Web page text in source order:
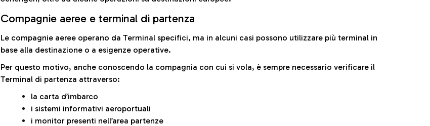
Compagnie aeree e terminal di partenza
Le compagnie aeree operano da Terminal specifici, ma in alcuni casi possono utilizzare più terminal in
base alla destinazione o a esigenze operative.
Per questo motivo, anche conoscendo la compagnia con cui si vola, è sempre necessario verificare il
Terminal di partenza attraverso:
la carta d’imbarco
i sistemi informativi aeroportuali
i monitor presenti nell’area partenze